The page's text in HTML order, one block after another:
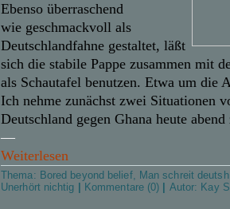
Ebenso überraschend
wie geschmackvoll als
Deutschlandfahne gestaltet, läßt
sich die stabile Pappe zusammen mit
als Schautafel benutzen. Etwa um die
Ich nehme zunächst zwei Situationen
Deutschland gegen Ghana heute
—
Weiterlesen
Thema: Bored beyond belief, Man schreit deutsh
Unerhört nichtig
Kommentare (0) Autor: Kay